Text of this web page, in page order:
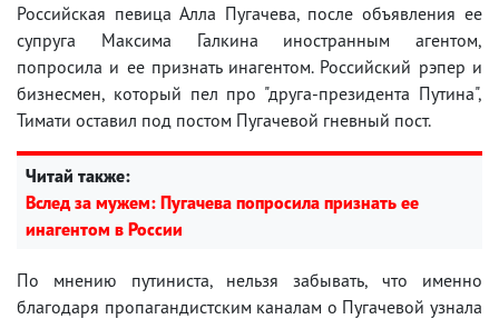
Российская певица Алла Пугачева, после объявления ее
супруга Максима Галкина иностранным агентом,
попросила и ее признать инагентом. Российский рэпер и
бизнесмен, который пел про "друга-президента Путина",
Тимати оставил под постом Пугачевой гневный пост.
Читай также:
Вслед за мужем: Пугачева попросила признать ее
инагентом в России
По мнению путиниста, нельзя забывать, что именно
благодаря пропагандистским каналам о Пугачевой узнала